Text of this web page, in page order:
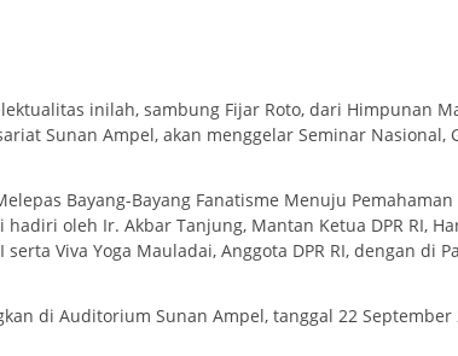
inilah, sambung Fijar Roto, dari Himpunan
Sunan Ampel, akan menggelar Seminar Nasional,
Bayang-Bayang Fanatisme Menuju
oleh Ir. Akbar Tanjung, Mantan Ketua DPR RI,
Viva Yoga Mauladai, Anggota DPR RI, dengan di
di Auditorium Sunan Ampel, tanggal 22 September